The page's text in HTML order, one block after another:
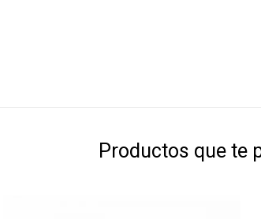
Productos que te